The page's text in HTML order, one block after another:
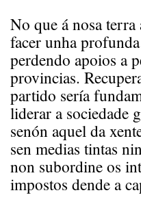
No que á nosa
facer unha
perdendo apoios a
provincias.
partido sería
liderar a sociedade
senón aquel da
sen medias tintas
non subordine os
impostos dende a